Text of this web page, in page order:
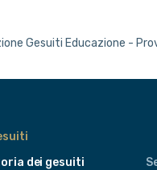
Gesuiti Educazione -
dei gesuiti